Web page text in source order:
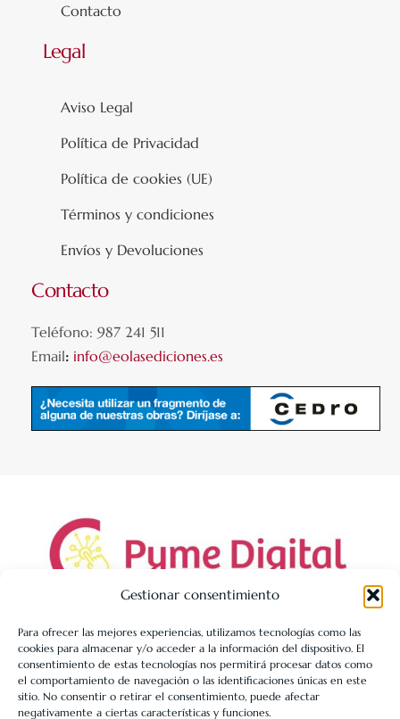
Gestionar consentimiento
Para ofrecer las mejores experiencias, utilizamos tecnologías como las
cookies para almacenar y/o acceder a la información del dispositivo. El
consentimiento de estas tecnologías nos permitirá procesar datos como
el comportamiento de navegación o las identificaciones únicas en este
sitio. No consentir o retirar el consentimiento, puede afectar
negativamente a ciertas características y funciones.
Contacto
Legal
Aviso Legal
Política de Privacidad
Política de cookies (UE)
Términos y condiciones
Envíos y Devoluciones
Contacto
Teléfono: 987 241 511
Email: info@eolasediciones.es
LIBRERÍA UNIVERSITARIA LEÓN 1980 SLL ha sido beneficiaria
de Fondos Europeos, cuyo objetivo es la mejora de la
competitividad de las PYMES, y gracias al cual ha puesto en